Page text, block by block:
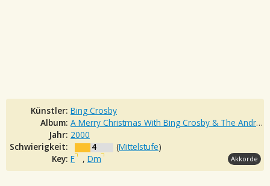
Künstler: Bing Crosby
Album: A Merry Christmas With Bing Crosby & The Andrews Sisters
Jahr: 2000
Schwierigkeit:
4 (Mittelstufe)
Key: F , Dm Akkorde